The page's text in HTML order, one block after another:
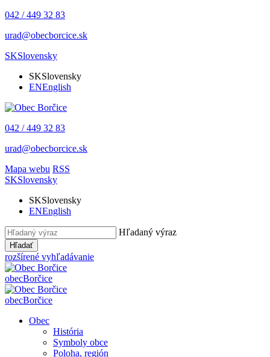
042 / 449 32 83
urad@obecborcice.sk
SKSlovensky
SKSlovensky
ENEnglish
042 / 449 32 83
urad@obecborcice.sk
Mapa webu RSS
SKSlovensky
SKSlovensky
ENEnglish
Hľadaný výraz
Hľadať
rozšírené vyhľadávanie
obecBorčice
obecBorčice
Obec
História
Symboly obce
Poloha, región